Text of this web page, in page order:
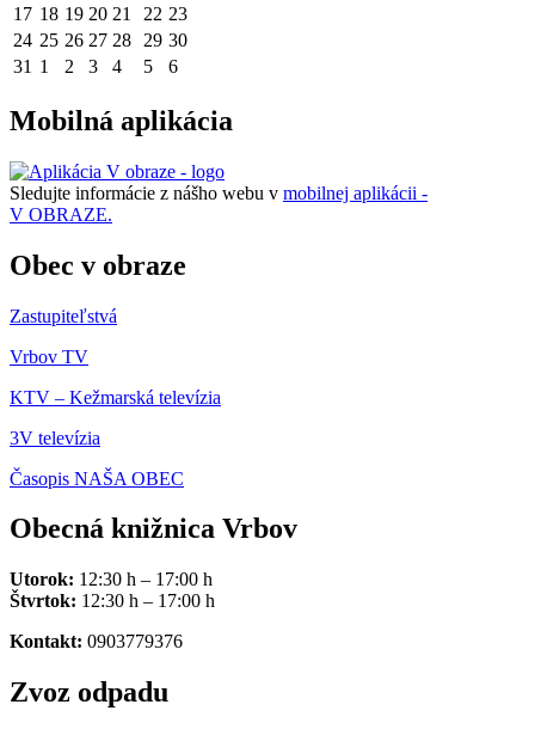
17 18 19 20 21 22 23
24 25 26 27 28 29 30
31 1 2 3 4 5 6
Mobilná aplikácia
Sledujte informácie z nášho webu v mobilnej aplikácii -
V OBRAZE.
Obec v obraze
Zastupiteľstvá
Vrbov TV
KTV – Kežmarská televízia
3V televízia
Časopis NAŠA OBEC
Obecná knižnica Vrbov
Utorok: 12:30 h – 17:00 h
Štvrtok: 12:30 h – 17:00 h
Kontakt: 0903779376
Zvoz odpadu